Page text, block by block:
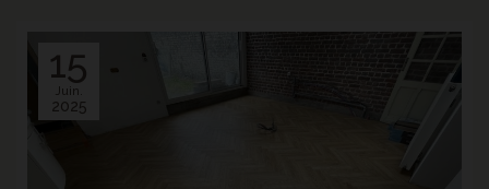
15
Juin.
2025